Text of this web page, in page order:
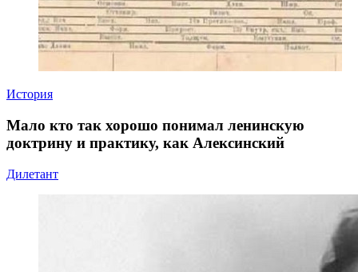
История
Мало кто так хорошо понимал ленинскую
доктрину и практику, как Алексинский
Дилетант